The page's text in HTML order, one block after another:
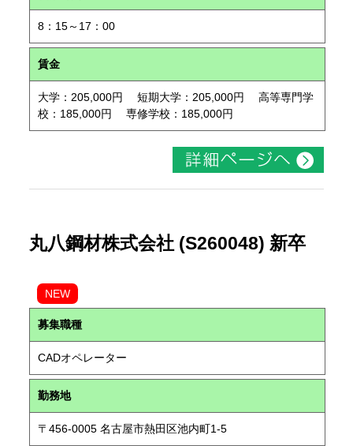
8：15～17：00
賃金
大学：205,000円 短期大学：205,000円 高等専門学
校：185,000円 専修学校：185,000円
丸八鋼材株式会社 (S260048) 新卒
NEW
募集職種
CADオペレーター
勤務地
〒456-0005 名古屋市熱田区池内町1-5